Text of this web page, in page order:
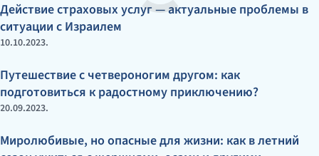
Действие страховых услуг — актуальные проблемы в
ситуации с Израилем
10.10.2023.
Путешествие с четвероногим другом: как
подготовиться к радостному приключению?
20.09.2023.
Миролюбивые, но опасные для жизни: как в летний